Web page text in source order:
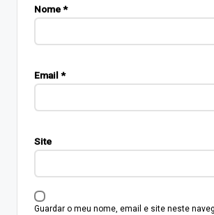
Nome*
Email *
Site
Guardar o meu nome, email e site neste